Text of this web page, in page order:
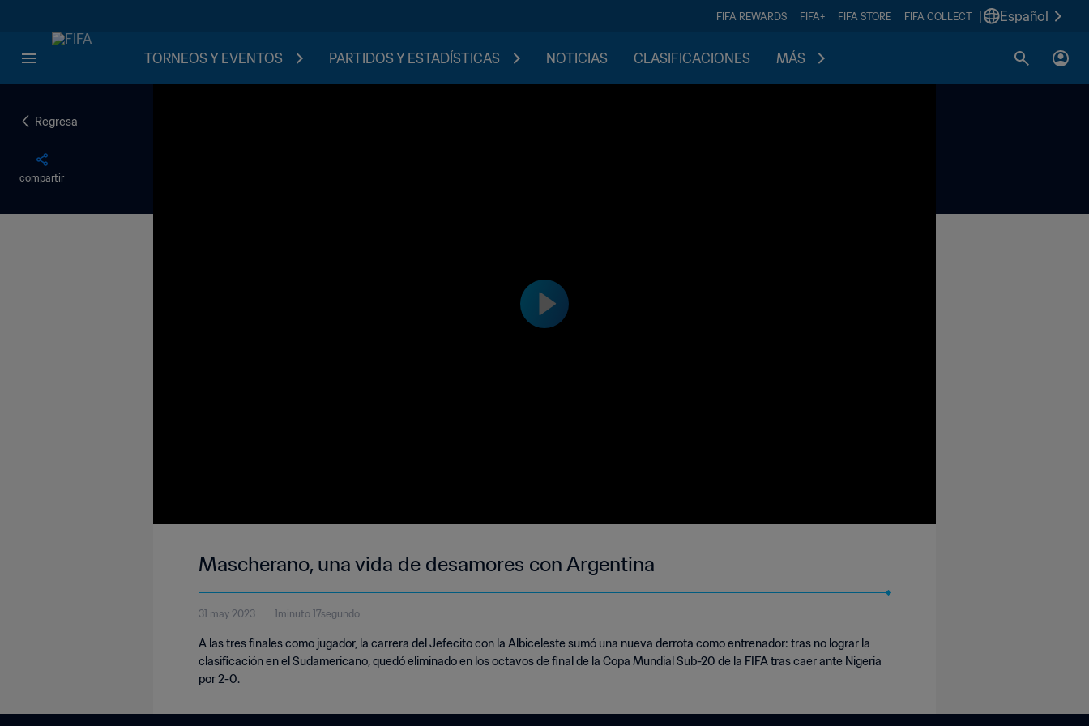
FIFA REWARDS FIFA+ FIFA STORE FIFA COLLECT Español
TORNEOS Y EVENTOS PARTIDOS Y ESTADÍSTICAS NOTICIAS CLASIFICACIONES MÁS
Regresa
compartir
Mascherano, una vida de desamores con Argentina
31 may 2023 1minuto 17segundo
A las tres finales como jugador, la carrera del Jefecito con la Albiceleste sumó una nueva derrota como entrenador: tras no lograr la
clasificación en el Sudamericano, quedó eliminado en los octavos de final de la Copa Mundial Sub-20 de la FIFA tras caer ante Nigeria
por 2-0.